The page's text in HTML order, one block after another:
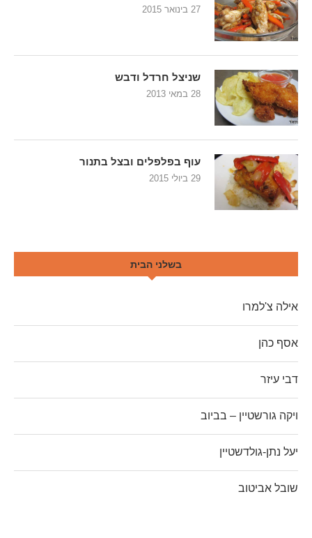
27 בינואר 2015
שניצל חרדל ודבש
28 במאי 2013
עוף בפלפלים ובצל בתנור
29 ביולי 2015
בשלני הבית
אילה צ'למרו
אסף כהן
דבי עיזר
ויקה גורשטיין – בביוב
יעל נתן-גולדשטיין
שובל אביטוב